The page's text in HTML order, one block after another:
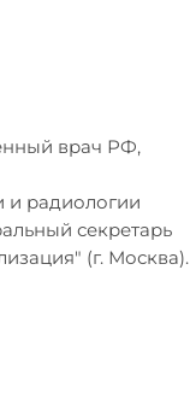
врач РФ,
и радиологии
секретарь
(г. Москва).